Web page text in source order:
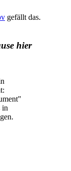
gefällt das.
hier
in